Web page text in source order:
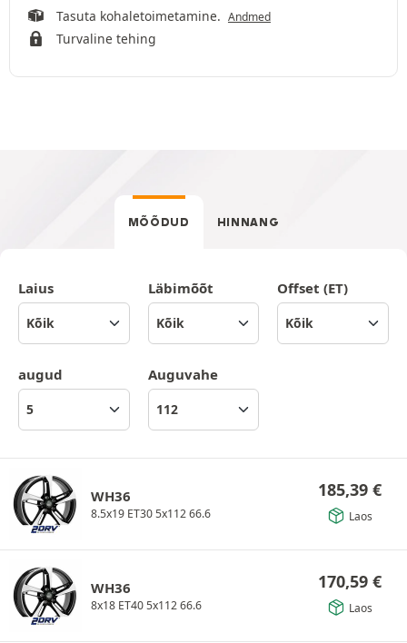
Tasuta kohaletoimetamine. Andmed
Turvaline tehing
MÕÕDUD HINNANG
Laius Läbimõõt Offset (ET)
augud Auguvahe
WH36
8.5x19 ET30 5x112 66.6
185,39 €
Laos
WH36
8x18 ET40 5x112 66.6
170,59 €
Laos